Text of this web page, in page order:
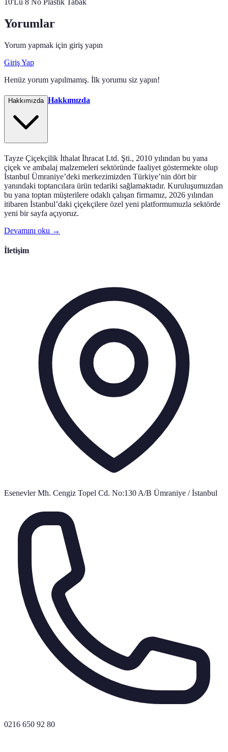
Yorumlar
Yorum yapmak için giriş yapın
Giriş Yap
Henüz yorum yapılmamış. İlk yorumu siz yapın!
Hakkımızda Hakkımızda
Tayze Çiçekçilik İthalat İhracat Ltd. Şti., 2010 yılından bu yana
çiçek ve ambalaj malzemeleri sektöründe faaliyet göstermekte olup
İstanbul Ümraniye’deki merkezimizden Türkiye’nin dört bir
yanındaki toptancılara ürün tedariki sağlamaktadır. Kuruluşumuzdan
bu yana toptan müşterilere odaklı çalışan firmamız, 2026 yılından
itibaren İstanbul’daki çiçekçilere özel yeni platformumuzla sektörde
yeni bir sayfa açıyoruz.
Devamını oku →
İletişim
Esenevler Mh. Cengiz Topel Cd. No:130 A/B Ümraniye / İstanbul
0216 650 92 80